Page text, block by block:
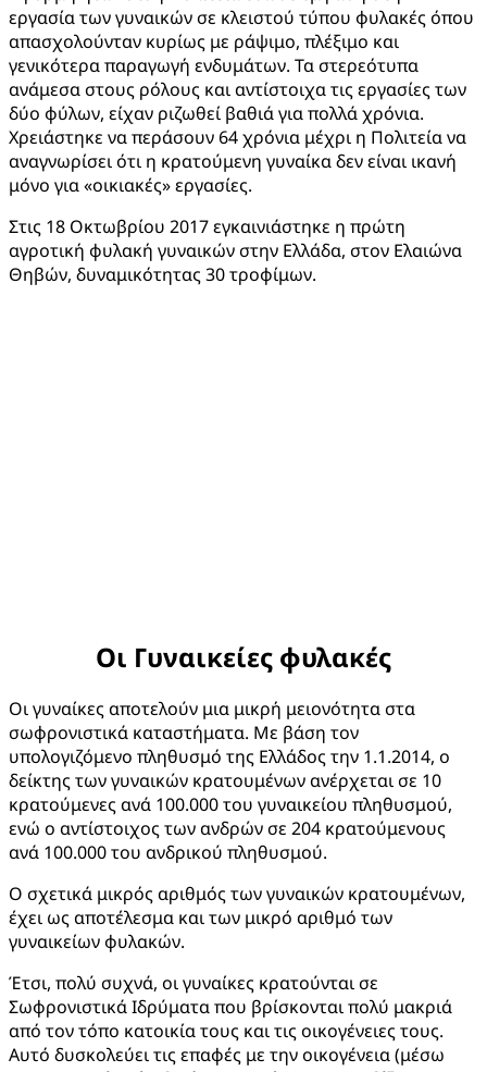
εργασία των γυναικών σε κλειστού τύπου φυλακές όπου
απασχολούνταν κυρίως με ράψιμο, πλέξιμο και
γενικότερα παραγωγή ενδυμάτων. Τα στερεότυπα
ανάμεσα στους ρόλους και αντίστοιχα τις εργασίες των
δύο φύλων, είχαν ριζωθεί βαθιά για πολλά χρόνια.
Χρειάστηκε να περάσουν 64 χρόνια μέχρι η Πολιτεία να
αναγνωρίσει ότι η κρατούμενη γυναίκα δεν είναι ικανή
μόνο για «οικιακές» εργασίες.
Στις 18 Οκτωβρίου 2017 εγκαινιάστηκε η πρώτη
αγροτική φυλακή γυναικών στην Ελλάδα, στον Ελαιώνα
Θηβών, δυναμικότητας 30 τροφίμων.
Οι Γυναικείες φυλακές
Οι γυναίκες αποτελούν μια μικρή μειονότητα στα
σωφρονιστικά καταστήματα. Με βάση τον
υπολογιζόμενο πληθυσμό της Ελλάδος την 1.1.2014, ο
δείκτης των γυναικών κρατουμένων ανέρχεται σε 10
κρατούμενες ανά 100.000 του γυναικείου πληθυσμού,
ενώ ο αντίστοιχος των ανδρών σε 204 κρατούμενους
ανά 100.000 του ανδρικού πληθυσμού.
Ο σχετικά μικρός αριθμός των γυναικών κρατουμένων,
έχει ως αποτέλεσμα και των μικρό αριθμό των
γυναικείων φυλακών.
Έτσι, πολύ συχνά, οι γυναίκες κρατούνται σε
Σωφρονιστικά Ιδρύματα που βρίσκονται πολύ μακριά
από τον τόπο κατοικία τους και τις οικογένειες τους.
Αυτό δυσκολεύει τις επαφές με την οικογένεια (μέσω